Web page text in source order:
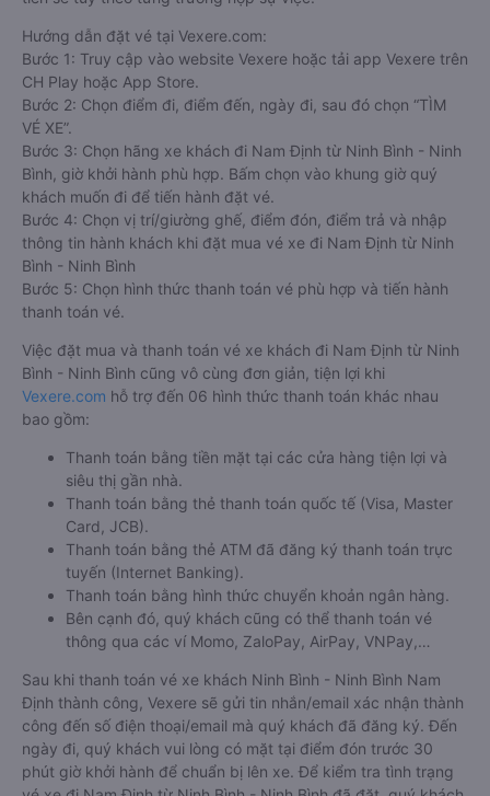
Quang Mười 05:00 - 17:00
Nhân Tông
Cách đặt vé xe khách đi Nam Định từ Ninh Bình -
Ninh Bình nhanh và uy tín nhất
Việc có rất nhiều nhà xe Ninh Bình - Ninh Bình Nam Định giúp
cho du khách có đa dạng sự lựa chọn. Đây cũng có thể là một
điều bất lợi làm cho hàng khách không biết nên chọn nhà xe
nào là phù hợp với mình. Bên cạnh đó, việc đảm bảo giữ chỗ,
có được chỗ ngồi yêu thích sau khi đặt vé xe đi Nam Định từ
Ninh Bình - Ninh Bình giữa nhà xe với khách hàng sau khi đặt
trực tiếp vẫn chưa được đảm bảo 100%.
Cho nên để dễ dàng so sánh giá, xem đánh giá chất lượng
các nhà xe đi, được đảm bảo quyền lợi cao nhất, được hưởng
nhiều ưu đãi giảm giá vé xe khách Ninh Bình - Ninh Bình Nam
Định, hành khách có thể đặt mua tại website
thống đặt vé xe khách chất lượng, và uy tín nhất tại Việt Nam,
đảm bảo giữ chỗ 100%. Đối với bất cứ giao dịch đặt mua vé
xe khách đi Nam Định từ Ninh Bình - Ninh Bình nào của quý
khách tại trang web
Vexere.com
đều được Vexere cam kết
giải quyết sự cố. Chính sách tặng coupon giảm giá hoặc hoàn
tiền sẽ tùy theo từng trường hợp sự việc.
Hướng dẫn đặt vé tại Vexere.com:
Bước 1: Truy cập vào website Vexere hoặc tải app Vexere trên
CH Play hoặc App Store.
Bước 2: Chọn điểm đi, điểm đến, ngày đi, sau đó chọn “TÌM
VÉ XE”.
Bước 3: Chọn hãng xe khách đi Nam Định từ Ninh Bình - Ninh
Bình, giờ khởi hành phù hợp. Bấm chọn vào khung giờ quý
khách muốn đi để tiến hành đặt vé.
Bước 4: Chọn vị trí/giường ghế, điểm đón, điểm trả và nhập